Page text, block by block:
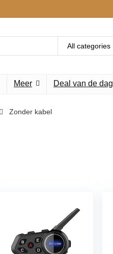
All categories
Meer Deal van de dag
‎Zonder kabel